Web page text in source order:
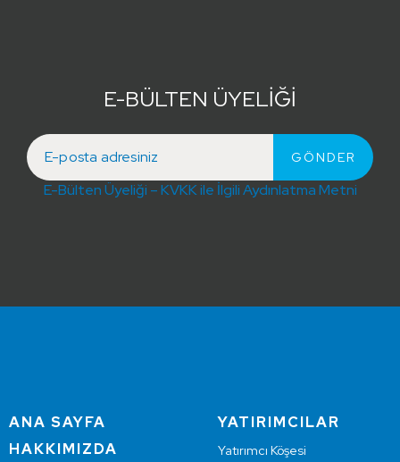
E-BÜLTEN ÜYELİĞİ
E-Bülten Üyeliği – KVKK ile İlgili Aydınlatma Metni
ANA SAYFA
HAKKIMIZDA
YATIRIMCILAR
Yatırımcı Köşesi